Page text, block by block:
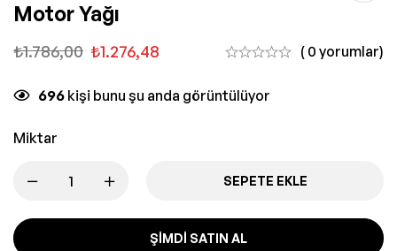
Motor Yağı
₺1.786,00 ₺1.276,48 ( 0 yorumlar)
696 kişi bunu şu anda görüntülüyor
Miktar
SEPETE EKLE
ŞIMDI SATIN AL